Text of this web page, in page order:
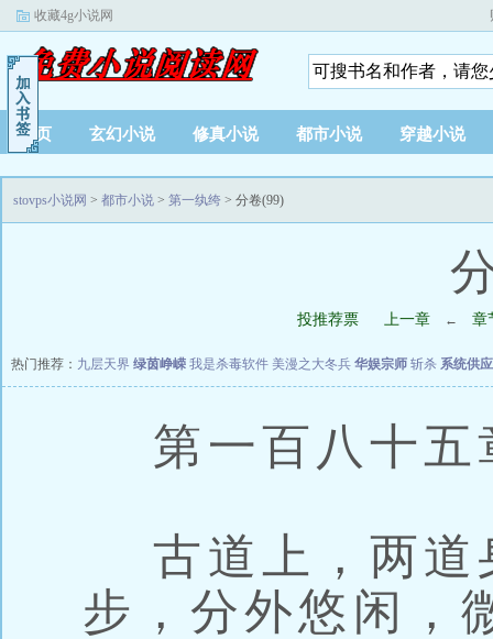
收藏4g小说网
首页 玄幻小说 修真小说 都市小说 穿越小说
stovps小说网 > 都市小说 > 第一纨绔 > 分卷(99)
投推荐票 上一章 ← 章
热门推荐： 九层天界 绿茵峥嵘 我是杀毒软件 美漫之大冬兵 华娱宗师 斩杀 系统供
第一百八十五
古道上，两道
步，分外悠闲，